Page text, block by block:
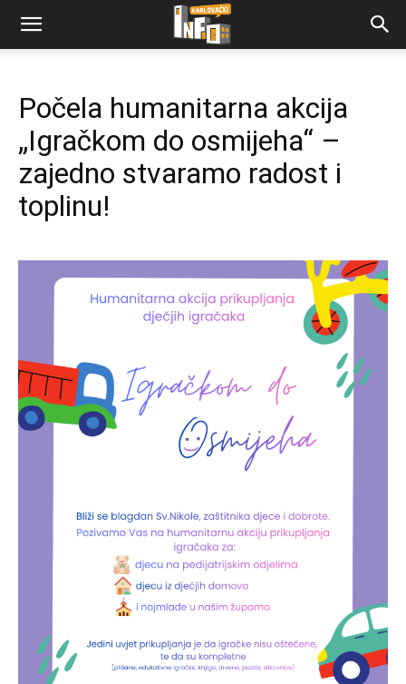
Počela humanitarna akcija
„Igračkom do osmijeha“ –
zajedno stvaramo radost i
toplinu!